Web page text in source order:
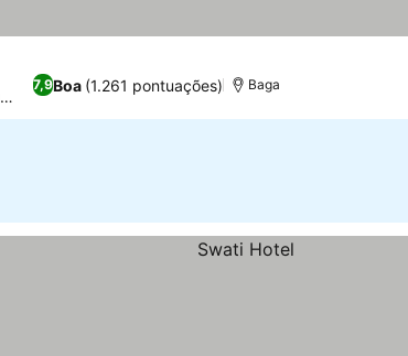
7,9Boa (1.261 pontuações) Baga